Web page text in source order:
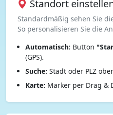
Standort
Standardmäßig sehen Sie
So personalisieren Sie die
Automatisch: Button
(GPS).
Suche: Stadt oder PLZ
Karte: Marker per Drag &